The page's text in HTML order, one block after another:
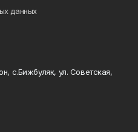
данных
с.Бижбуляк, ул. Советская,